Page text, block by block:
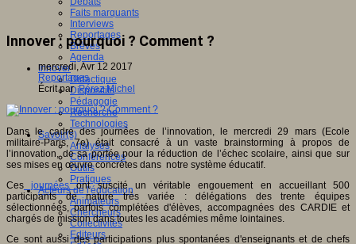
Faits marquants
Interviews
Reportages
Brèves
Agenda
Innover
Didactique
Dispositifs
Pédagogie
Recherche
Technologies
Savoir(s)
Analyses
Conférences
Outils
Pratiques
Acteurs de l'éducation
Animateurs
Chercheurs
Collectivités
Editeurs
Innover : pourquoi ? Comment ?
mercredi, Avr 12 2017
Reportages
Écrit parPérez Michel
Dans le cadre des journées de l’innovation, le mercredi 29 mars (Ecole
militaire-Paris, 7e) était consacré à un vaste brainstorming à propos de
l’innovation, de sa portée pour la réduction de l’échec scolaire, ainsi que sur
ses mises en œuvre concrètes dans notre système éducatif.
Ces journéesont suscité un véritable engouement en accueillant 500
participants de nature très variée : délégations des trente équipes
sélectionnées, parfois complétées d'élèves, accompagnées des CARDIE et
chargés de mission dans toutes les académies même lointaines.
Ce sont aussi des participations plus spontanées d'enseignants et de chefs